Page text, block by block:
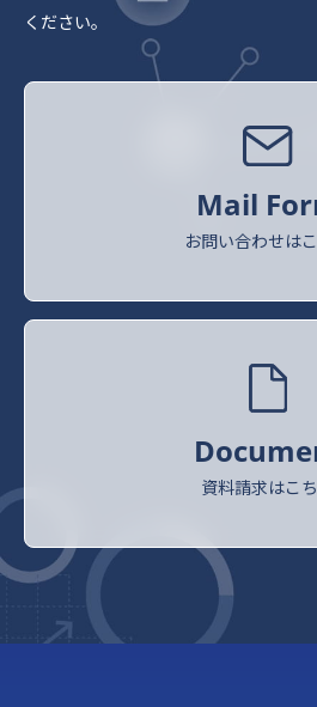
ください。
Mail
お問い合わせは
資料請求はこ